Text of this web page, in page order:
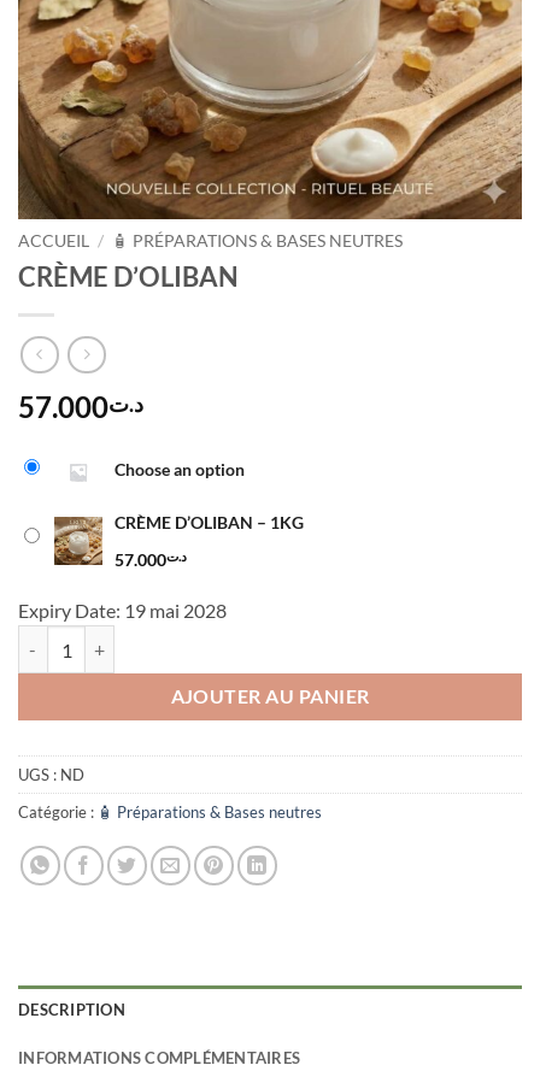
ACCUEIL / 🧴 PRÉPARATIONS & BASES NEUTRES
CRÈME D’OLIBAN
د.ت57.000
Choose an option
CRÈME D’OLIBAN – 1KG
د.ت57.000
Expiry Date: 19 mai 2028
AJOUTER AU PANIER
UGS : ND
Catégorie : 🧴 Préparations & Bases neutres
DESCRIPTION
INFORMATIONS COMPLÉMENTAIRES